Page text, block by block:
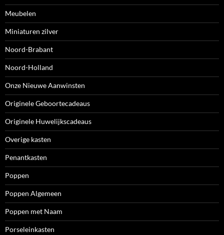
Meubelen
Miniaturen zilver
Noord-Brabant
Noord-Holland
Onze Nieuwe Aanwinsten
Originele Geboortecadeaus
Originele Huwelijkscadeaus
Overige kasten
Penantkasten
Poppen
Poppen Algemeen
Poppen met Naam
Porseleinkasten